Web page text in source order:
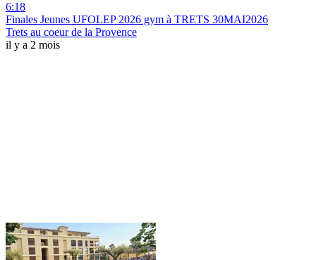
6:18
Finales Jeunes UFOLEP 2026 gym à TRETS 30MAI2026
Trets au coeur de la Provence
il y a 2 mois